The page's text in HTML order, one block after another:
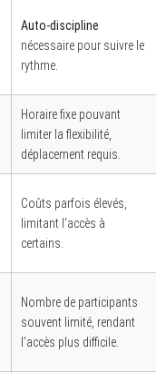
Auto-discipline
nécessaire pour suivre le
rythme.
Horaire fixe pouvant
limiter la flexibilité,
déplacement requis.
Coûts parfois élevés,
limitant l’accès à
certains.
Nombre de participants
souvent limité, rendant
l’accès plus difficile.